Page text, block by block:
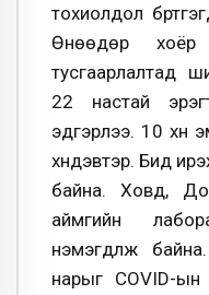
тохиолдол
Өнөөдөр хоёр
тусгаарлалтад
22 настай
эдгэрлээ. 10 хүн
хүндэвтэр. Бид
байна. Ховд,
аймгийн
нэмэгдүүлж
нарыг COVID-ын